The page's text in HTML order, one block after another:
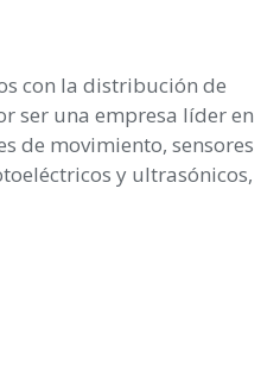
con la distribución de
ser una empresa líder en
de movimiento, sensores
y ultrasónicos,